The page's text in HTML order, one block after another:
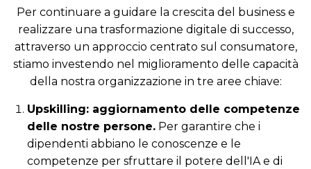
Per continuare a guidare la crescita del business e
realizzare una trasformazione digitale di successo,
attraverso un approccio centrato sul consumatore,
stiamo investendo nel miglioramento delle capacità
della nostra organizzazione in tre aree chiave:
Upskilling: aggiornamento delle competenze
delle nostre persone. Per garantire che i
dipendenti abbiano le conoscenze e le
competenze per sfruttare il potere dell'IA e di